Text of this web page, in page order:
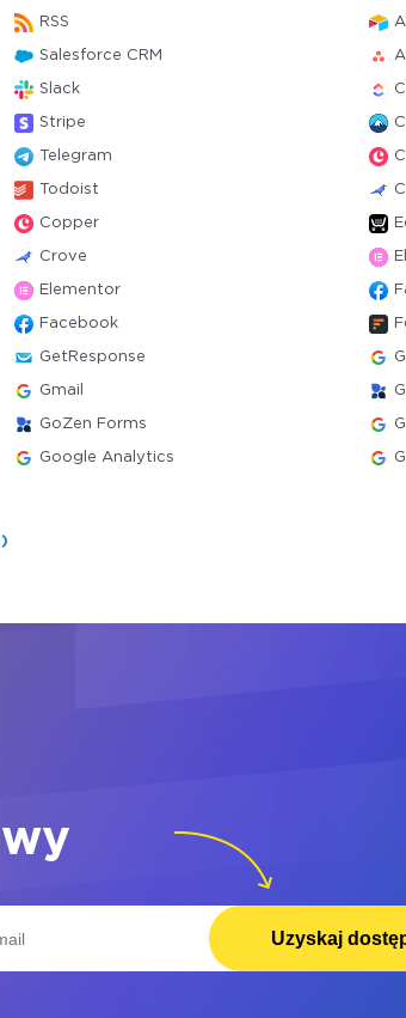
RSS
Salesforce CRM
Slack
Stripe
Telegram
Todoist
Copper
Crove
Elementor
Facebook
GetResponse
Gmail
GoZen Forms
Google Analytics
Uzyskaj